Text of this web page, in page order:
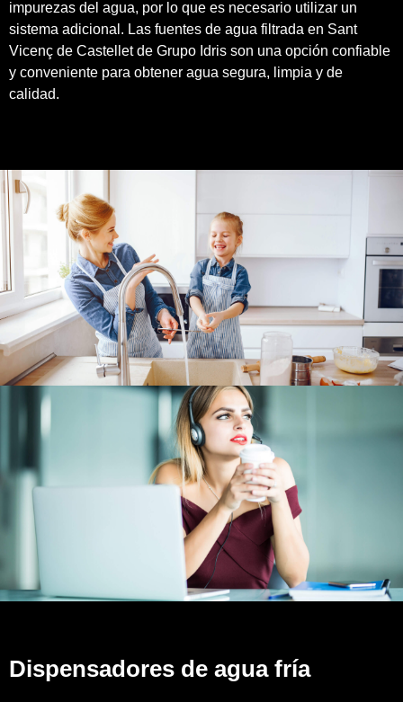
impurezas del agua, por lo que es necesario utilizar un
sistema adicional. Las fuentes de agua filtrada en Sant
Vicenç de Castellet de Grupo Idris son una opción confiable
y conveniente para obtener agua segura, limpia y de
calidad.
Dispensadores de agua fría